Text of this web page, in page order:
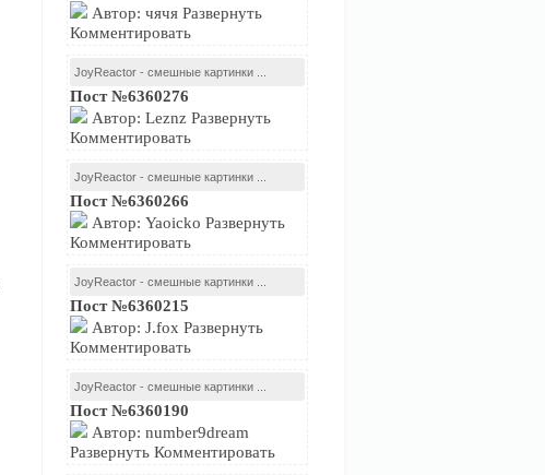
Автор: чячя Развернуть
Комментировать
JoyReactor - смешные картинки ...
Пост №6360276
Автор: Leznz Развернуть
Комментировать
JoyReactor - смешные картинки ...
Пост №6360266
Автор: Yaoicko Развернуть
Комментировать
JoyReactor - смешные картинки ...
Пост №6360215
Автор: J.fox Развернуть
Комментировать
JoyReactor - смешные картинки ...
Пост №6360190
Автор: number9dream
Развернуть Комментировать